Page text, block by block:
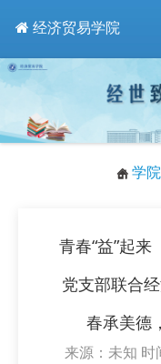
经济贸易学院
学
青春“益”起
党支部联合
春承美德
来源：未知 时